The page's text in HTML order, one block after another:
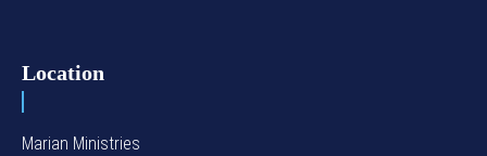
Location
Marian Ministries